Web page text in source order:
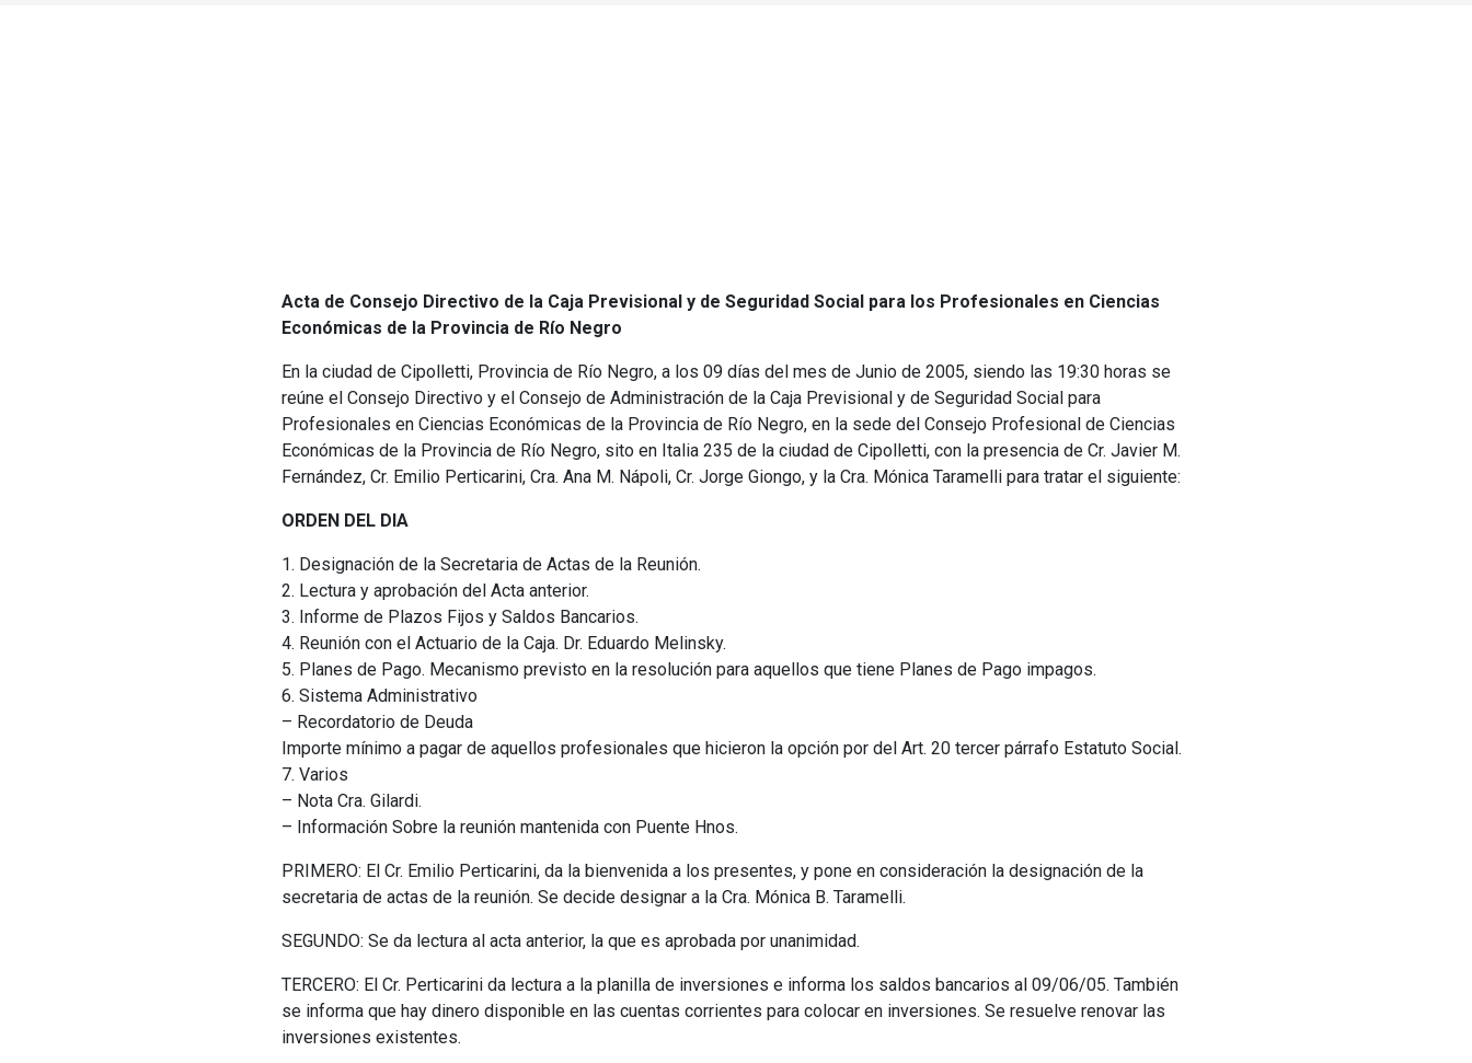
Acta de Consejo Directivo de la Caja Previsional y de Seguridad Social para los Profesionales en Ciencias
Económicas de la Provincia de Río Negro
En la ciudad de Cipolletti, Provincia de Río Negro, a los 09 días del mes de Junio de 2005, siendo las 19:30 horas se
reúne el Consejo Directivo y el Consejo de Administración de la Caja Previsional y de Seguridad Social para
Profesionales en Ciencias Económicas de la Provincia de Río Negro, en la sede del Consejo Profesional de Ciencias
Económicas de la Provincia de Río Negro, sito en Italia 235 de la ciudad de Cipolletti, con la presencia de Cr. Javier M.
Fernández, Cr. Emilio Perticarini, Cra. Ana M. Nápoli, Cr. Jorge Giongo, y la Cra. Mónica Taramelli para tratar el siguiente:
ORDEN DEL DIA
1. Designación de la Secretaria de Actas de la Reunión.
2. Lectura y aprobación del Acta anterior.
3. Informe de Plazos Fijos y Saldos Bancarios.
4. Reunión con el Actuario de la Caja. Dr. Eduardo Melinsky.
5. Planes de Pago. Mecanismo previsto en la resolución para aquellos que tiene Planes de Pago impagos.
6. Sistema Administrativo
– Recordatorio de Deuda
Importe mínimo a pagar de aquellos profesionales que hicieron la opción por del Art. 20 tercer párrafo Estatuto Social.
7. Varios
– Nota Cra. Gilardi.
– Información Sobre la reunión mantenida con Puente Hnos.
PRIMERO: El Cr. Emilio Perticarini, da la bienvenida a los presentes, y pone en consideración la designación de la
secretaria de actas de la reunión. Se decide designar a la Cra. Mónica B. Taramelli.
SEGUNDO: Se da lectura al acta anterior, la que es aprobada por unanimidad.
TERCERO: El Cr. Perticarini da lectura a la planilla de inversiones e informa los saldos bancarios al 09/06/05. También
se informa que hay dinero disponible en las cuentas corrientes para colocar en inversiones. Se resuelve renovar las
inversiones existentes.